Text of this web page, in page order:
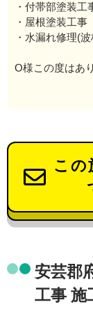
・付帯部塗装工
・屋根塗装工事
・水漏れ修理(波
O様この度はあ
この
安芸郡
工事 施